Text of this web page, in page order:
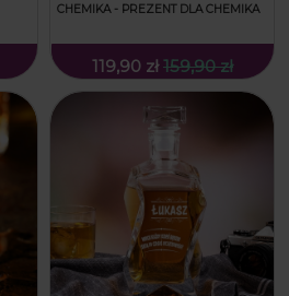
CHEMIKA - PREZENT DLA CHEMIKA
119,90 zł 159,90 zł